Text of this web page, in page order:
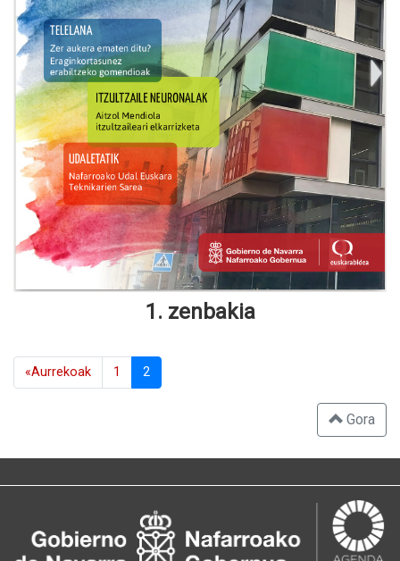
1. zenbakia
«Aurrekoak 1 2
Gora